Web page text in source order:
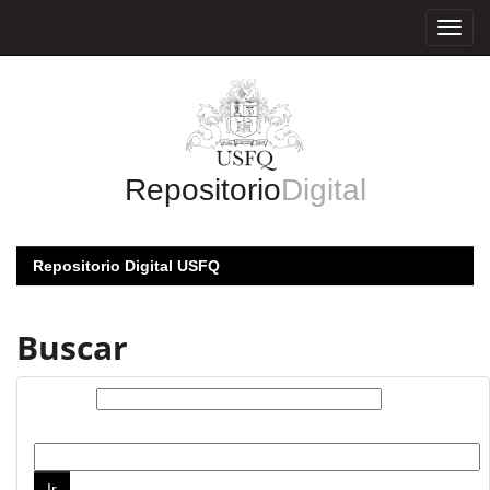
RepositorioDigital
Repositorio Digital USFQ
Buscar